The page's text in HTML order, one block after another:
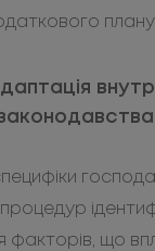
факторів, що